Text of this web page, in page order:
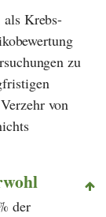
als Krebs-
zu
von
der